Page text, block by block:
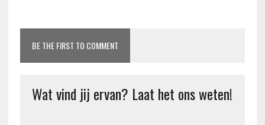
BE THE FIRST TO COMMENT
Wat vind jij ervan? Laat het ons weten!